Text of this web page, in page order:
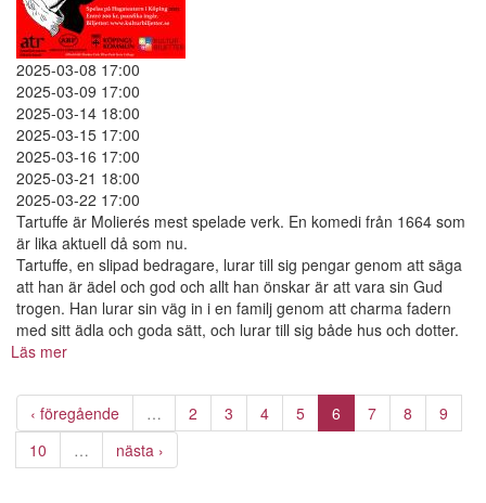
2025-03-08 17:00
2025-03-09 17:00
2025-03-14 18:00
2025-03-15 17:00
2025-03-16 17:00
2025-03-21 18:00
2025-03-22 17:00
Tartuffe är Molierés mest spelade verk. En komedi från 1664 som
är lika aktuell då som nu.
Tartuffe, en slipad bedragare, lurar till sig pengar genom att säga
att han är ädel och god och allt han önskar är att vara sin Gud
trogen. Han lurar sin väg in i en familj genom att charma fadern
med sitt ädla och goda sätt, och lurar till sig både hus och dotter.
Läs mer
‹ föregående
… 2 3 4 5 6 7 8
9
10
… nästa ›